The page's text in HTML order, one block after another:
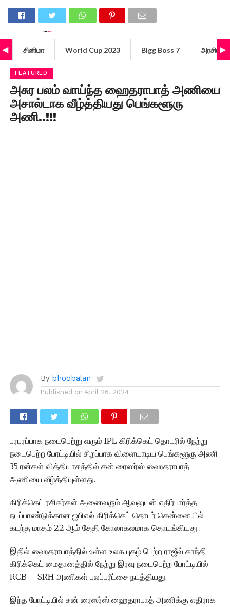
சினிமா World Cup 2023 Bigg Boss 7 அரசியல்
FEATURED
அசுர பலம் வாய்ந்த ஹைதராபாத் அணியை
அசால்டாக வீழ்த்தியது பெங்களூரு
அணி..!!!
By bhoobalan
Published on April 26, 2024
பரபரப்பாக நடைபெற்று வரும் IPL கிரிக்கெட் தொடரில் நேற்று
நடைபெற்ற போட்டியில் சிறப்பாக விளையாடிய பெங்களூரு அணி
35 ரன்கள் வித்தியாசத்தில் சன் ரைஸர்ஸ் ஹைதராபாத்
அணியை வீழ்த்தியுள்ளது.
கிரிக்கெட் ரசிகர்கள் அனைவரும் ஆவலுடன் எதிர்பார்த்த
நடப்பாண்டுக்கான ஐபிஎல் கிரிக்கெட் தொடர் சென்னையில்
கடந்த மாதம் 22 ஆம் தேதி கோலாகலமாக தொடங்கியது .
இதில் ஹைதராபாத்தில் உள்ள உலக புகழ் பெற்ற ராஜீவ் காந்தி
கிரிக்கெட் மைதானத்தில் நேற்று இரவு நடைபெற்ற போட்டியில்
RCB – SRH அணிகள் பலப்பரீட்சை நடத்தியது.
இந்த போட்டியில் சன் ரைஸர்ஸ் ஹைதராபாத் அணிக்கு எதிராக